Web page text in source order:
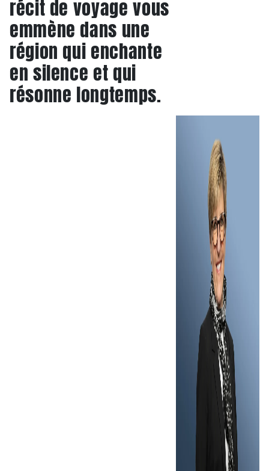
récit de voyage vous
emmène dans une
région qui enchante
en silence et qui
résonne longtemps.